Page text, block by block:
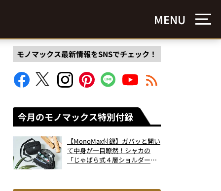
MENU
モノマックス最新情報をSNSでチェック！
今月のモノマックス特別付録
【MonoMax付録】ガバッと開い
て中身が一目瞭然！シャカの
「じゃばら式４層ショルダーバ